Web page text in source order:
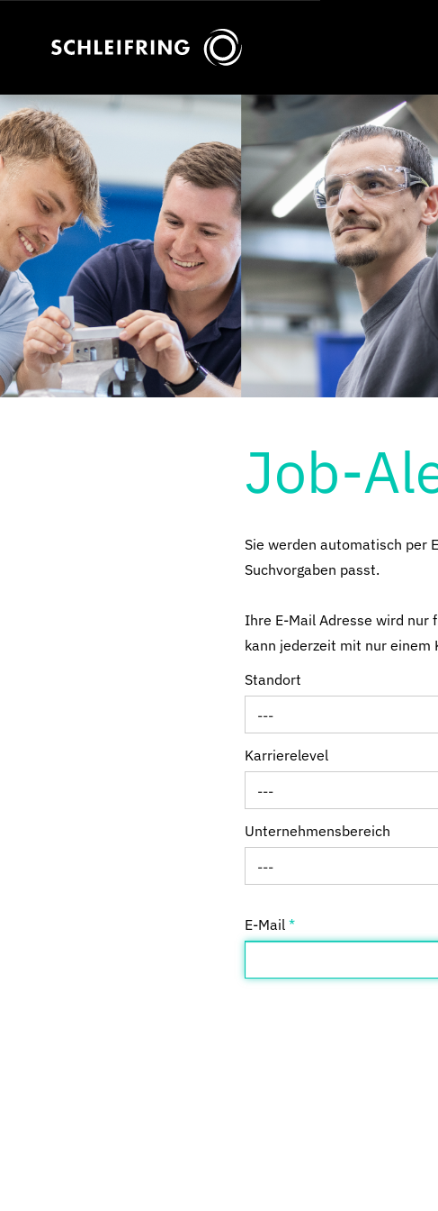
Job-
Sie werden automatisch per
Suchvorgaben passt.
Ihre E-Mail Adresse wird nur
kann jederzeit mit nur einem
Standort
---
Karrierelevel
---
Unternehmensbereich
---
E-Mail *